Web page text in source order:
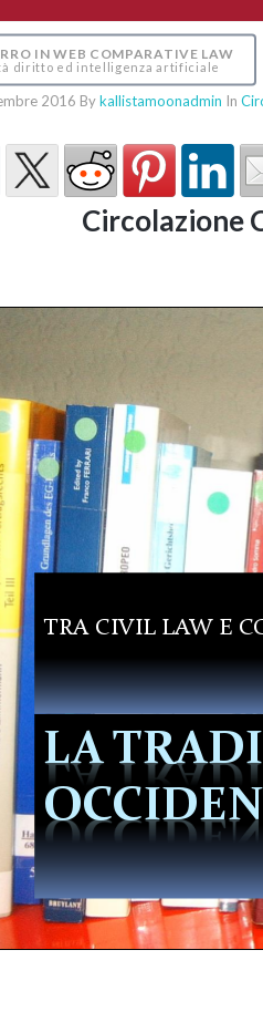
IN WEB COMPARATIVE LAW
diritto ed intelligenza artificiale
2016 Bykallistamoonadmin In
Circolazione